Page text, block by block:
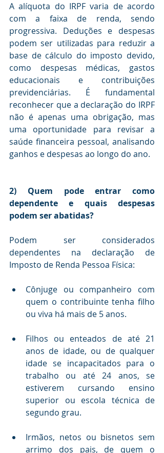
A alíquota do IRPF varia de acordo
com a faixa de renda, sendo
progressiva. Deduções e despesas
podem ser utilizadas para reduzir a
base de cálculo do imposto devido,
como despesas médicas, gastos
educacionais e contribuições
previdenciárias. É fundamental
reconhecer que a declaração do IRPF
não é apenas uma obrigação, mas
uma oportunidade para revisar a
saúde financeira pessoal, analisando
ganhos e despesas ao longo do ano.
2) Quem pode entrar como
dependente e quais despesas
podem ser abatidas?
Podem ser considerados
dependentes na declaração de
Imposto de Renda Pessoa Física:
Cônjuge ou companheiro com
quem o contribuinte tenha filho
ou viva há mais de 5 anos.
Filhos ou enteados de até 21
anos de idade, ou de qualquer
idade se incapacitados para o
trabalho ou até 24 anos, se
estiverem cursando ensino
superior ou escola técnica de
segundo grau.
Irmãos, netos ou bisnetos sem
arrimo dos pais, de quem o